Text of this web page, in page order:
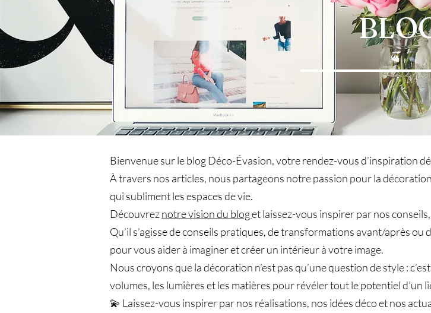
Bienvenue sur le blog Déco-Évasion, votre rendez-vous d’inspiration
À travers nos articles, nous partageons notre passion pour la
qui subliment les espaces de vie.
Découvreznotre vision du bloget laissez-vous inspirer par nos
Qu’il s’agisse de conseils pratiques, de transformations avant/après
pour vous aider à imaginer et créer un intérieur à votre image.
Nous croyons que la décoration n’est pas qu’une question de style :
volumes, les lumières et les matières pour révéler tout le potentiel d’un
💫 Laissez-vous inspirer par nos réalisations, nos idées déco et nos